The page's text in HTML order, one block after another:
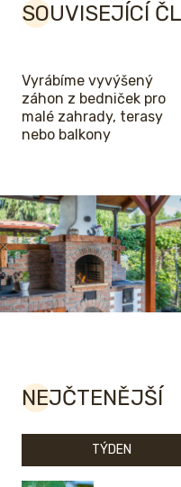
SOUVISEJÍCÍ
Vyrábíme vyvýšený
záhon z bedniček pro
malé zahrady, terasy
nebo balkony
NEJČTENĚJŠÍ
TÝDEN